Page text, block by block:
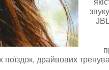
драйвових